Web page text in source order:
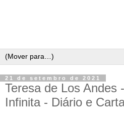
21 de setembro de 2021
Teresa de Los Andes
Infinita - Diário e